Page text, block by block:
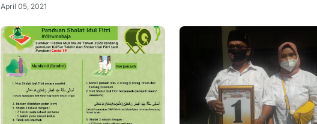
April 05, 2021